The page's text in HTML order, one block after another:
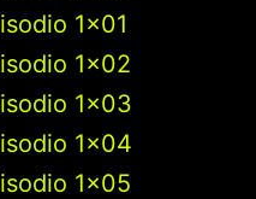
1×01
1×02
1×03
1×04
1×05